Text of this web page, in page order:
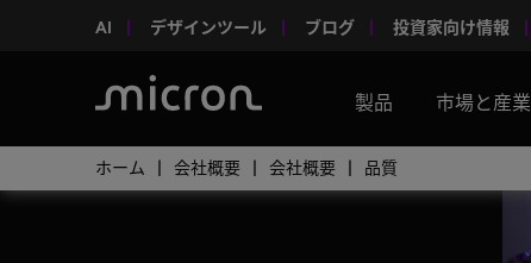
AI デザインツール ブログ 投資家向け情報
製品 市場と産業
ホーム 会社概要 会社概要 品質